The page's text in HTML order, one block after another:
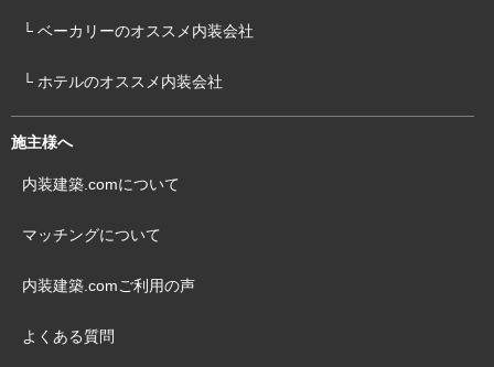
└ ベーカリーのオススメ内装会社
└ ホテルのオススメ内装会社
施主様へ
内装建築.comについて
マッチングについて
内装建築.comご利用の声
よくある質問